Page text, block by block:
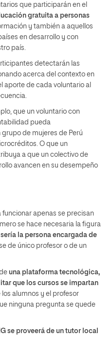
que participarán en el
gratuita a personas
y también a aquellos
en desarrollo y con
país.
detectarán las
acerca del contexto en
aporte de cada voluntario al
que un voluntario con
pueda
de mujeres de Perú
O que un
a que un colectivo de
avancen en su desempeño
apenas se precisan
se hace necesaria la figura
la persona encargada de
de único profesor o de un
una plataforma tecnológica,
que los cursos se impartan
alumnos y el profesor
ninguna pregunta se quede
se proveerá de un tutor local